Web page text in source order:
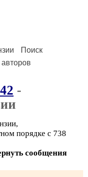
Поиск
-
порядке с 738
сообщения